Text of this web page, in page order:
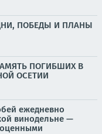
ПОБЕДЫ И ПЛАНЫ
ПОГИБШИХ В
ОСЕТИИ
ежедневно
винодельне —